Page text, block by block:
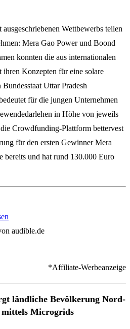
Wettbewerbs teilen
Mera Gao Power und Boond
konnten die aus internationalen
ihren Konzepten für eine solare
Uttar Pradesh
für die jungen Unternehmen
in Höhe von jeweils
Crowdfunding-Plattform bettervest
für den ersten Gewinner Mera
bereits und hat rund 130.000 Euro
audible.de
*Affiliate-Werbeanzeige
ländliche Bevölkerung Nord-
Microgrids